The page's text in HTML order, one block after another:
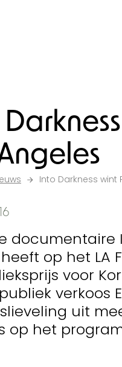
Into Darkness wint
documentaire
op het LA
voor
verkoos
uit
op het